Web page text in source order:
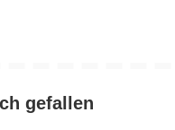
gefallen